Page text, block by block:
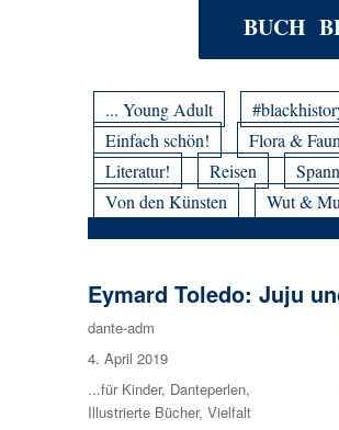
BUCH
... Young Adult
Einfach schön!
Flora &
Literatur!
Reisen
Von den Künsten
Wut &
Eymard Toledo: Juju
Autor
dante-adm
Veröffentlicht
am
4. April 2019
Kategorien
...für Kinder, Danteperlen,
Illustrierte Bücher,Vielfalt